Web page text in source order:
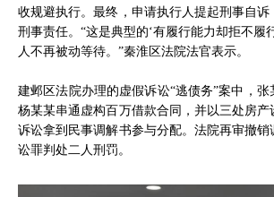
收规避执行。最终，申请执行人提起刑事自
刑事责任。“这是典型的‘有履行能力却拒不履
人不再被动等待。”秦淮区法院法官表示。
建邺区法院办理的虚假诉讼“逃债务”案中，
杨某某串通虚构百万借款合同，并以三处房
诉讼拿到民事调解书参与分配。法院再审撤
讼罪判处二人刑罚。